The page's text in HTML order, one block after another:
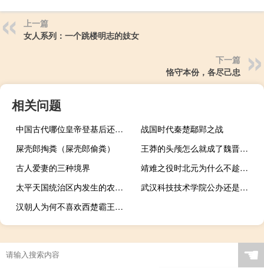
上一篇
女人系列：一个跳楼明志的妓女
下一篇
恪守本份，各尽己忠
相关问题
中国古代哪位皇帝登基后还被人打耳光？
战国时代秦楚鄢郢之战
屎壳郎掏粪（屎壳郎偷粪）
王莽的头颅怎么就成了魏晋的国宝？
古人爱妻的三种境界
靖难之役时北元为什么不趁机攻打明朝
太平天国统治区内发生的农民暴动
武汉科技技术学院公办还是民办 武汉科技大学职业技术学院
汉朝人为何不喜欢西楚霸王项羽
☚